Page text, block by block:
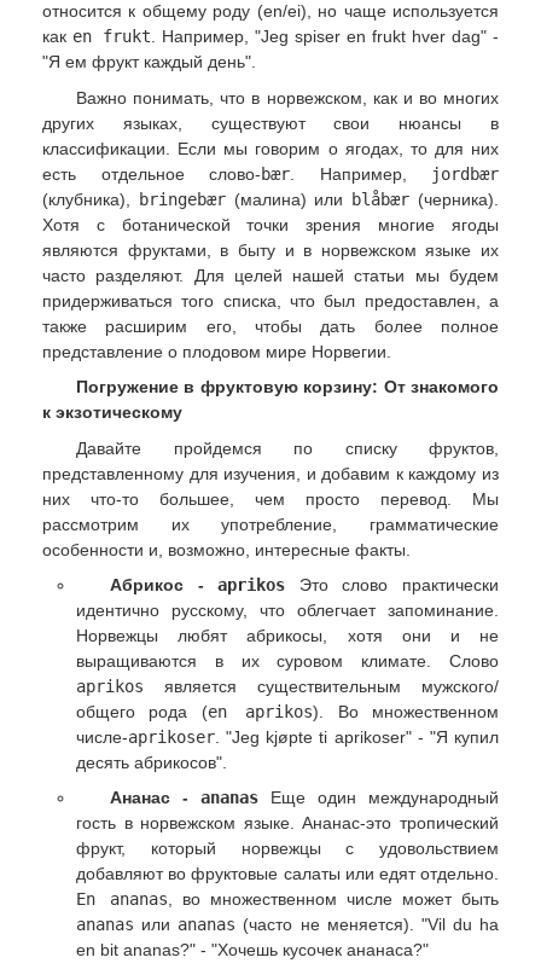
относится к общему роду (en/ei), но чаще используется
как en frukt. Например, "Jeg spiser en frukt hver dag" -
"Я ем фрукт каждый день".
Важно понимать, что в норвежском, как и во многих
других языках, существуют свои нюансы в
классификации. Если мы говорим о ягодах, то для них
есть отдельное слово-bær . Например,
jordbær
(клубника),
bringebær(малина) или blåbær (черника).
Хотя с ботанической точки зрения многие ягоды
являются фруктами, в быту и в норвежском языке их
часто разделяют. Для целей нашей статьи мы будем
придерживаться того списка, что был предоставлен, а
также расширим его, чтобы дать более полное
представление о плодовом мире Норвегии.
Погружение в фруктовую корзину: От знакомого
к экзотическому
Давайте пройдемся по списку фруктов,
представленному для изучения, и добавим к каждому из
них что-то большее, чем просто перевод. Мы
рассмотрим их употребление, грамматические
особенности и, возможно, интересные факты.
Абрикос -aprikos Это слово практически
идентично русскому, что облегчает запоминание.
Норвежцы любят абрикосы, хотя они и не
выращиваются в их суровом климате. Слово
aprikos является существительным мужского/
общего рода (en aprikos). Во множественном
числе-aprikoser . "Jeg kjøpte ti aprikoser" - "Я купил
десять абрикосов".
Ананас - ananas Еще один международный
гость в норвежском языке. Ананас-это тропический
фрукт, который норвежцы с удовольствием
добавляют во фруктовые салаты или едят отдельно.
En ananas, во множественном числе может быть
ananas или ananas (часто не меняется). "Vil du ha
en bit ananas?" - "Хочешь кусочек ананаса?"